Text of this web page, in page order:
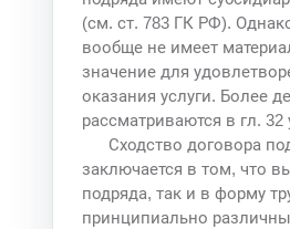
(см. ст. 783 ГК РФ).
вообще не имеет
значение для
оказания услуги. Более
рассматриваются в гл. 32
Сходство договора
заключается в том, что
подряда, так и в форму
принципиально